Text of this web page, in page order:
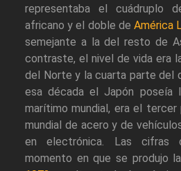
representaba el cuádruplo
africano y el doble deAmérica
semejante a la del resto de
contraste, el nivel de vida era
del Norte y la cuarta parte del
esa década el Japón poseía
marítimo mundial, era el tercer
mundial de acero y de
en electrónica. Las cifras
momento en que se produjo la